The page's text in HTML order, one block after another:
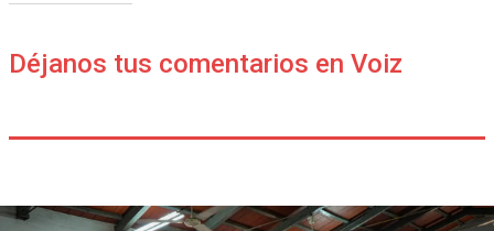
Déjanos tus comentarios en Voiz